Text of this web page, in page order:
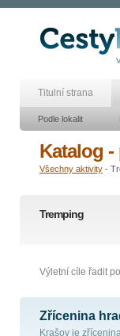
Titulní strana
Podle lokalit
Katalog
Všechny aktivity -
Tremping
Výletní cíle řadit
Zřícenina
Krašov je